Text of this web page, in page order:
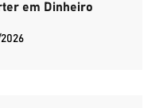
em Dinheiro